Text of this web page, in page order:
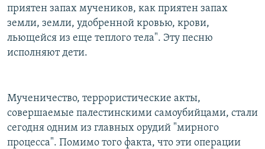
приятен запах мучеников, как приятен запах
земли, земли, удобренной кровью, крови,
льющейся из еще теплого тела". Эту песню
исполняют дети.
Мученичество, террористические акты,
совершаемые палестинскими самоубийцами, стали
сегодня одним из главных орудий "мирного
процесса". Помимо того факта, что эти операции